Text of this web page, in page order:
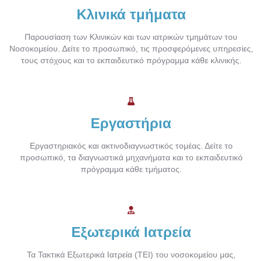
Κλινικά τμήματα
Παρουσίαση των Κλινικών και των ιατρικών τμημάτων του
Νοσοκομείου. Δείτε το προσωπικό, τις προσφερόμενες υπηρεσίες,
τους στόχους και το εκπαιδευτικό πρόγραμμα κάθε κλινικής.
Εργαστήρια
Εργαστηριακός και ακτινοδιαγνωστικός τομέας. Δείτε το
προσωπικό, τα διαγνωστικά μηχανήματα και το εκπαιδευτικό
πρόγραμμα κάθε τμήματος.
Εξωτερικά Ιατρεία
Τα Τακτικά Εξωτερικά Ιατρεία (ΤΕΙ) του νοσοκομείου μας,